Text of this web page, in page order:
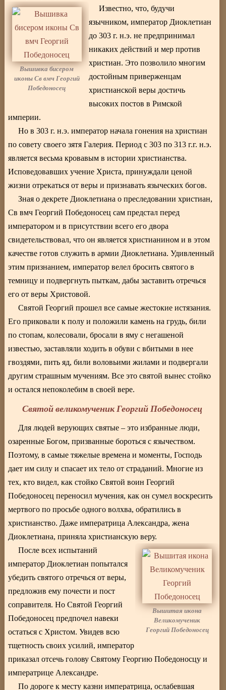
Вышивка бисером
иконы Св вмч Георгий
Победоносец
Известно, что, будучи
язычником, император Диоклетиан
до 303 г. н.э. не предпринимал
никаких действий и мер против
христиан. Это позволило многим
достойным приверженцам
христианской веры достичь
высоких постов в Римской
империи.
Но в 303 г. н.э. император начала гонения на христиан
по совету своего зятя Галерия. Период с 303 по 313 г.г. н.э.
является весьма кровавым в истории христианства.
Исповедовавших учение Христа, принуждали ценой
жизни отрекаться от веры и признавать языческих богов.
Зная о декрете Диоклетиана о преследовании христиан,
Св вмч Георгий Победоносец сам предстал перед
императором и в присутствии всего его двора
свидетельствовал, что он является христианином и в этом
качестве готов служить в армии Диоклетиана. Удивленный
этим признанием, император велел бросить святого в
темницу и подвергнуть пыткам, дабы заставить отречься
его от веры Христовой.
Святой Георгий прошел все самые жестокие истязания.
Его приковали к полу и положили камень на грудь, били
по стопам, колесовали, бросали в яму с негашеной
известью, заставляли ходить в обуви с вбитыми в нее
гвоздями, пить яд, били воловьими жилами и подвергали
другим страшным мучениям. Все это святой вынес стойко
и остался непоколебим в своей вере.
Святой великомученик Георгий Победоносец
Для людей верующих святые – это избранные люди,
озаренные Богом, призванные бороться с язычеством.
Поэтому, в самые тяжелые времена и моменты, Господь
дает им силу и спасает их тело от страданий. Многие из
тех, кто видел, как стойко Святой воин Георгий
Победоносец переносил мучения, как он сумел воскресить
мертвого по просьбе одного волхва, обратились в
христианство. Даже императрица Александра, жена
Диоклетиана, приняла христианскую веру.
Вышитая икона
Великомученик
Георгий Победоносец
После всех испытаний
император Диоклетиан попытался
убедить святого отречься от веры,
предложив ему почести и пост
соправителя. Но Святой Георгий
Победоносец предпочел навеки
остаться с Христом. Увидев всю
тщетность своих усилий, император
приказал отсечь голову Святому Георгию Победоносцу и
императрице Александре.
По дороге к месту казни императрица, ослабевшая